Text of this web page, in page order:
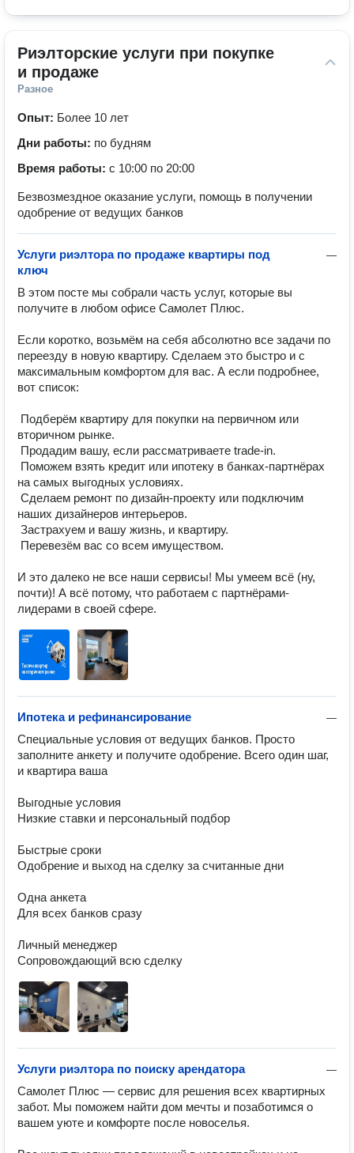
Риэлторские услуги при покупке
и продаже
Разное
Опыт: Более 10 лет
Дни работы: по будням
Время работы: с 10:00 по 20:00
Безвозмездное оказание услуги, помощь в получении
одобрение от ведущих банков
—
Услуги риэлтора по продаже квартиры под
ключ
В этом посте мы собрали часть услуг, которые вы
получите в любом офисе Самолет Плюс.
Если коротко, возьмём на себя абсолютно все задачи по
переезду в новую квартиру. Сделаем это быстро и с
максимальным комфортом для вас. А если подробнее,
вот список:
вторичном рынке.
на самых выгодных условиях.
наших дизайнеров интерьеров.
И это далеко не все наши сервисы! Мы умеем всё (ну,
почти)! А всё потому, что работаем с партнёрами-
лидерами в своей сфере.
—
Ипотека и рефинансирование
Специальные условия от ведущих банков. Просто
заполните анкету и получите одобрение. Всего один шаг,
и квартира ваша
Выгодные условия
Низкие ставки и персональный подбор
Быстрые сроки
Одобрение и выход на сделку за считанные дни
Одна анкета
Для всех банков сразу
Личный менеджер
Сопровождающий всю сделку
—
Услуги риэлтора по поиску арендатора
Самолет Плюс — сервис для решения всех квартирных
забот. Мы поможем найти дом мечты и позаботимся о
вашем уюте и комфорте после новоселья.